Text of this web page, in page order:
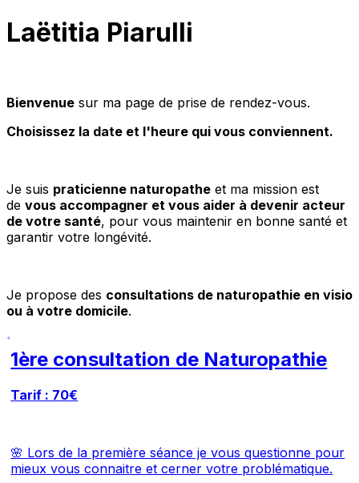
Laëtitia Piarulli
Bienvenue sur ma page de prise de rendez-vous.
Choisissez la date et l'heure qui vous conviennent.
Je suis praticienne naturopathe et ma mission est
de vous accompagner et vous aider à devenir acteur
de votre santé, pour vous maintenir en bonne santé et
garantir votre longévité.
Je propose des consultations de naturopathie en visio
ou à votre domicile.
1ère consultation de Naturopathie
Tarif : 70€
🌸 Lors de la première séance je vous questionne pour
mieux vous connaitre et cerner votre problématique.